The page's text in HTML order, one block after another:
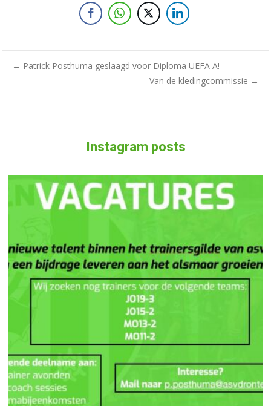
Bericht
← Patrick Posthuma geslaagd voor Diploma UEFA A!
Van de kledingcommissie →
Instagram posts